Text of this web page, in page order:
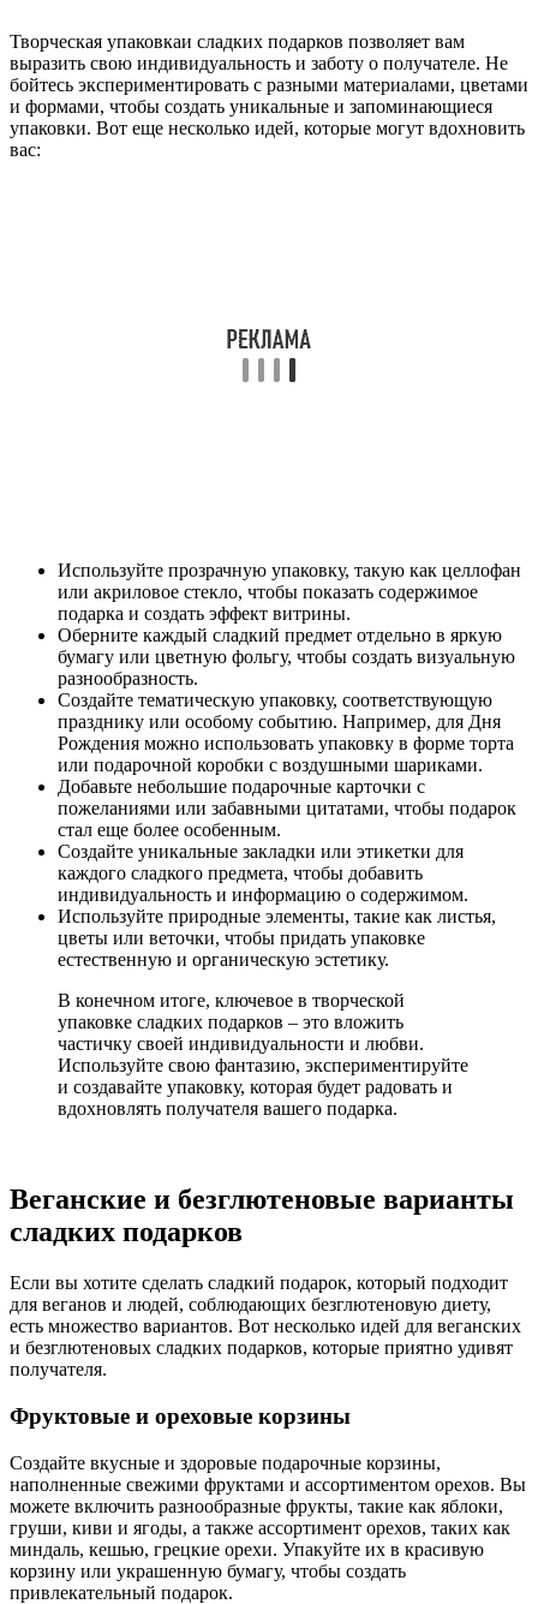
Творческая упаковкаи сладких подарков позволяет вам
выразить свою индивидуальность и заботу о получателе. Не
бойтесь экспериментировать с разными материалами, цветами
и формами, чтобы создать уникальные и запоминающиеся
упаковки. Вот еще несколько идей, которые могут вдохновить
вас:
Используйте прозрачную упаковку, такую как целлофан
или акриловое стекло, чтобы показать содержимое
подарка и создать эффект витрины.
Оберните каждый сладкий предмет отдельно в яркую
бумагу или цветную фольгу, чтобы создать визуальную
разнообразность.
Создайте тематическую упаковку, соответствующую
празднику или особому событию. Например, для Дня
Рождения можно использовать упаковку в форме торта
или подарочной коробки с воздушными шариками.
Добавьте небольшие подарочные карточки с
пожеланиями или забавными цитатами, чтобы подарок
стал еще более особенным.
Создайте уникальные закладки или этикетки для
каждого сладкого предмета, чтобы добавить
индивидуальность и информацию о содержимом.
Используйте природные элементы, такие как листья,
цветы или веточки, чтобы придать упаковке
естественную и органическую эстетику.
В конечном итоге, ключевое в творческой
упаковке сладких подарков – это вложить
частичку своей индивидуальности и любви.
Используйте свою фантазию, экспериментируйте
и создавайте упаковку, которая будет радовать и
вдохновлять получателя вашего подарка.
Веганские и безглютеновые варианты
сладких подарков
Если вы хотите сделать сладкий подарок, который подходит
для веганов и людей, соблюдающих безглютеновую диету,
есть множество вариантов. Вот несколько идей для веганских
и безглютеновых сладких подарков, которые приятно удивят
получателя.
Фруктовые и ореховые корзины
Создайте вкусные и здоровые подарочные корзины,
наполненные свежими фруктами и ассортиментом орехов. Вы
можете включить разнообразные фрукты, такие как яблоки,
груши, киви и ягоды, а также ассортимент орехов, таких как
миндаль, кешью, грецкие орехи. Упакуйте их в красивую
корзину или украшенную бумагу, чтобы создать
привлекательный подарок.